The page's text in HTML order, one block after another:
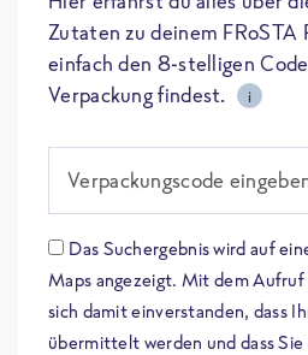
Zutaten zu deinem FRoSTA
einfach den 8-stelligen
Verpackung findest.
i
Verpackungscode
Das Suchergebnis wird auf
Maps angezeigt. Mit dem
sich damit einverstanden, dass
übermittelt werden und dass Sie